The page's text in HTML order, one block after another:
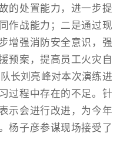
的处置能力，进一步提
作战能力；二是通过现
增强消防安全意识，强
预案，提高员工火灾自
长刘亮峰对本次演练进
过程中存在的不足。针
示会进行改进，为今年
杨子彦参谋现场接受了